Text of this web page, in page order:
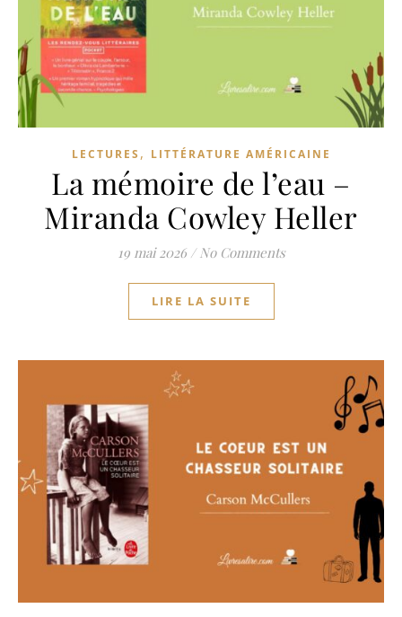
LECTURES , LITTÉRATURE AMÉRICAINE
La mémoire de l’eau –
Miranda Cowley Heller
19 mai 2026 / No Comments
LIRE LA SUITE